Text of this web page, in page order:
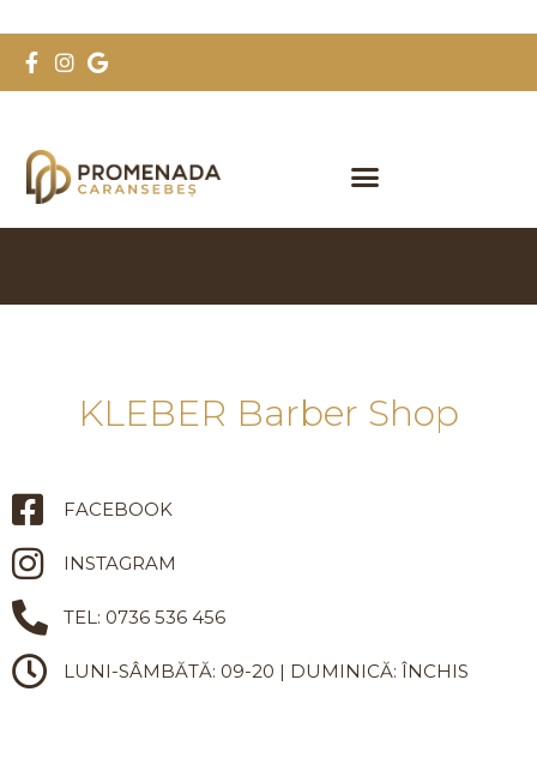
KLEBER Barber Shop
FACEBOOK
INSTAGRAM
TEL: 0736 536 456
LUNI-SÂMBĂTĂ: 09-20 | DUMINICĂ: ÎNCHIS